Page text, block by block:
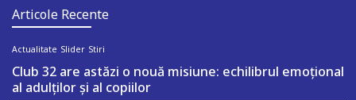
Articole Recente
Actualitate Slider Stiri
Club 32 are astăzi o nouă misiune: echilibrul emoțional
al adulților și al copiilor